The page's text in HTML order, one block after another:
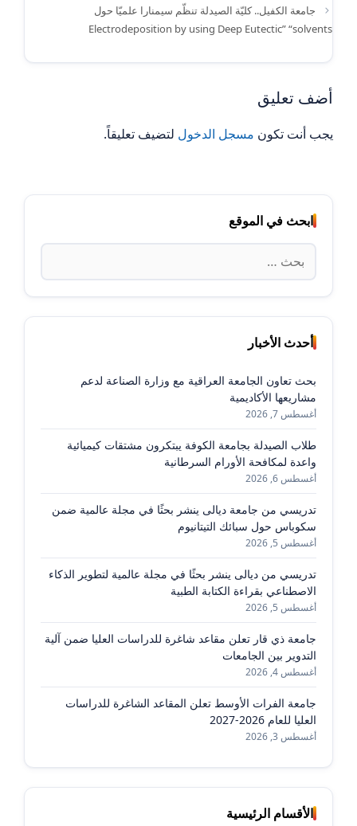
جامعة الكفيل.. كليّة الصيدلة تنظّم سيمنارا علميّا حول
Electrodeposition by using Deep Eutectic” “solvents
أضف تعليق
يجب أنت تكون مسجل الدخول لتضيف تعليقاً.
ابحث في الموقع
البحث
عن:
أحدث الأخبار
بحث تعاون الجامعة العراقية مع وزارة الصناعة لدعم
مشاريعها الأكاديمية
أغسطس 7, 2026
طلاب الصيدلة بجامعة الكوفة يبتكرون مشتقات كيميائية
واعدة لمكافحة الأورام السرطانية
أغسطس 6, 2026
تدريسي من جامعة ديالى ينشر بحثًا في مجلة عالمية ضمن
سكوباس حول سبائك التيتانيوم
أغسطس 5, 2026
تدريسي من ديالى ينشر بحثًا في مجلة عالمية لتطوير الذكاء
الاصطناعي بقراءة الكتابة الطبية
أغسطس 5, 2026
جامعة ذي قار تعلن مقاعد شاغرة للدراسات العليا ضمن آلية
التدوير بين الجامعات
أغسطس 4, 2026
جامعة الفرات الأوسط تعلن المقاعد الشاغرة للدراسات
العليا للعام 2026-2027
أغسطس 3, 2026
الأقسام الرئيسية